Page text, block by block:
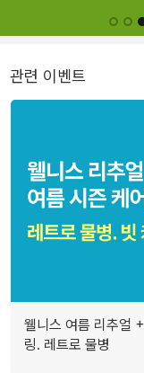
관련 이벤트
웰니스 여름 리추얼
링. 레트로 물병